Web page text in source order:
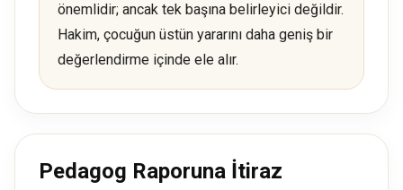
önemlidir; ancak tek başına belirleyici değildir.
Hakim, çocuğun üstün yararını daha geniş bir
değerlendirme içinde ele alır.
Pedagog Raporuna İtiraz